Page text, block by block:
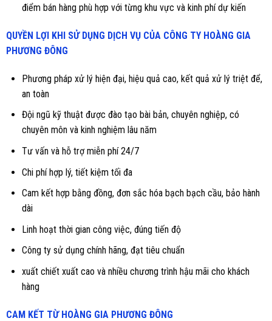
điểm bán hàng phù hợp với từng khu vực và kinh phí dự kiến
QUYỀN LỢI KHI SỬ DỤNG DỊCH VỤ CỦA CÔNG TY HOÀNG GIA
PHƯƠNG ĐÔNG
Phương pháp xử lý hiện đại, hiệu quả cao, kết quả xử lý triệt để,
an toàn
Đội ngũ kỹ thuật được đào tạo bài bản, chuyên nghiệp, có
chuyên môn và kinh nghiệm lâu năm
Tư vấn và hỗ trợ miễn phí 24/7
Chi phí hợp lý, tiết kiệm tối đa
Cam kết hợp bằng đồng, đơn sắc hóa bạch bạch cầu, bảo hành
dài
Linh hoạt thời gian công việc, đúng tiến độ
Công ty sử dụng chính hãng, đạt tiêu chuẩn
xuất chiết xuất cao và nhiều chương trình hậu mãi cho khách
hàng
CAM KẾT TỪ HOÀNG GIA PHƯƠNG ĐÔNG